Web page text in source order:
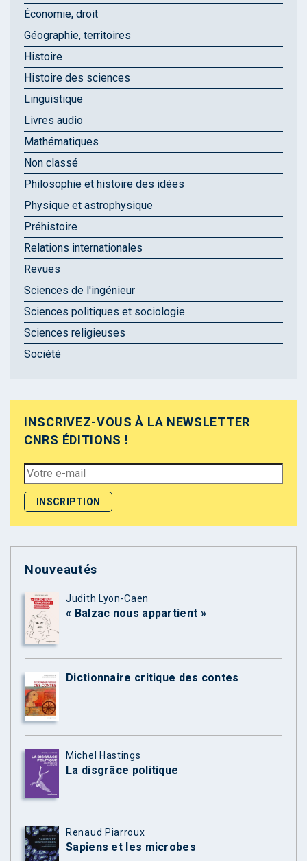
Économie, droit
Géographie, territoires
Histoire
Histoire des sciences
Linguistique
Livres audio
Mathématiques
Non classé
Philosophie et histoire des idées
Physique et astrophysique
Préhistoire
Relations internationales
Revues
Sciences de l'ingénieur
Sciences politiques et sociologie
Sciences religieuses
Société
INSCRIVEZ-VOUS À LA NEWSLETTER
CNRS ÉDITIONS !
Nouveautés
Judith Lyon-Caen
« Balzac nous appartient »
Dictionnaire critique des contes
Michel Hastings
La disgrâce politique
Renaud Piarroux
Sapiens et les microbes